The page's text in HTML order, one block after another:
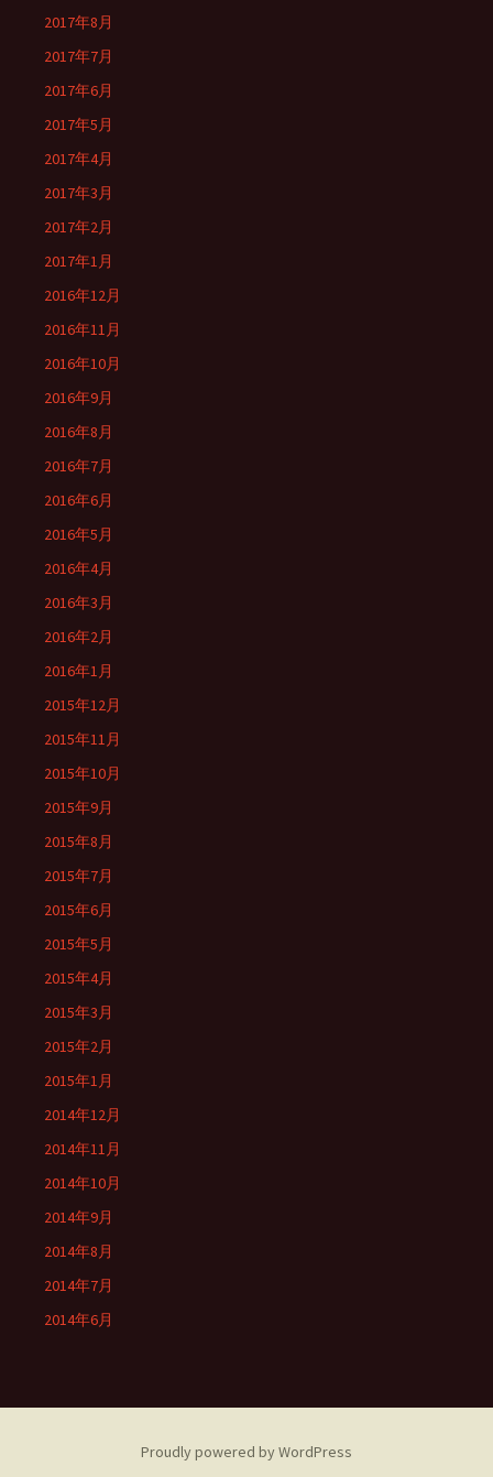
2017年8月
2017年7月
2017年6月
2017年5月
2017年4月
2017年3月
2017年2月
2017年1月
2016年12月
2016年11月
2016年10月
2016年9月
2016年8月
2016年7月
2016年6月
2016年5月
2016年4月
2016年3月
2016年2月
2016年1月
2015年12月
2015年11月
2015年10月
2015年9月
2015年8月
2015年7月
2015年6月
2015年5月
2015年4月
2015年3月
2015年2月
2015年1月
2014年12月
2014年11月
2014年10月
2014年9月
2014年8月
2014年7月
2014年6月
Proudly powered by WordPress